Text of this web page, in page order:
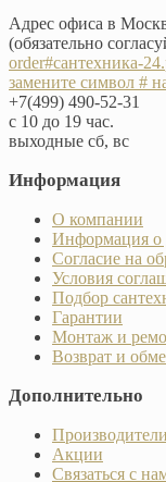
Адрес офиса в
(обязательно
order#сантехника-
замените символ #
+7(499) 490-52-31
с 10 до 19 час.
выходные сб, вс
Информация
О компании
Информация о
Согласие на
Условия
Подбор
Гарантии
Монтаж и
Возврат и
Дополнительно
Производители
Акции
Связаться с